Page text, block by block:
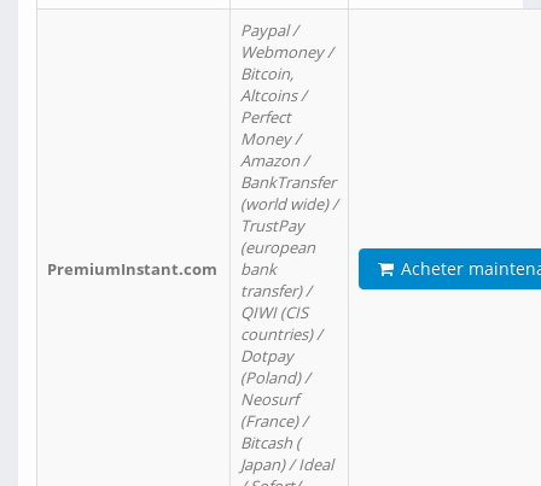
PremiumInstant.com
Paypal /
Webmoney /
Bitcoin,
Altcoins /
Perfect
Money /
Amazon /
BankTransfer
(world wide) /
TrustPay
(european
bank
transfer) /
QIWI (CIS
countries) /
Dotpay
(Poland) /
Neosurf
(France) /
Bitcash (
Japan) / Ideal
Acheter